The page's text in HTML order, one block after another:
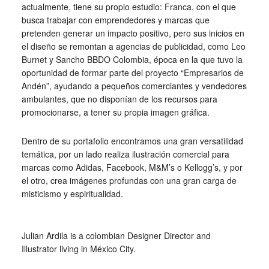
actualmente, tiene su propio estudio: Franca, con el que
busca trabajar con emprendedores y marcas que
pretenden generar un impacto positivo, pero sus inicios en
el diseño se remontan a agencias de publicidad, como Leo
Burnet y Sancho BBDO Colombia, época en la que tuvo la
oportunidad de formar parte del proyecto “Empresarios de
Andén”, ayudando a pequeños comerciantes y vendedores
ambulantes, que no disponían de los recursos para
promocionarse, a tener su propia imagen gráfica.
Dentro de su portafolio encontramos una gran versatilidad
temática, por un lado realiza ilustración comercial para
marcas como Adidas, Facebook, M&M’s o Kellogg’s, y por
el otro, crea imágenes profundas con una gran carga de
misticismo y espiritualidad.
Julian Ardila is a colombian Designer Director and
Illustrator living in México City.